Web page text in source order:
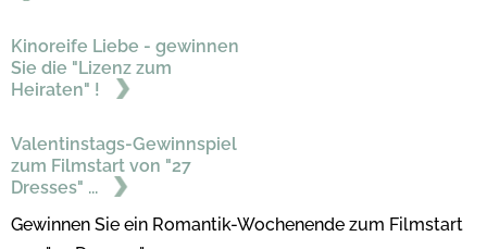
Kinoreife Liebe - gewinnen
Sie die "Lizenz zum
Heiraten" !
Valentinstags-Gewinnspiel
zum Filmstart von "27
Dresses" ...
Gewinnen Sie ein Romantik-Wochenende zum Filmstart